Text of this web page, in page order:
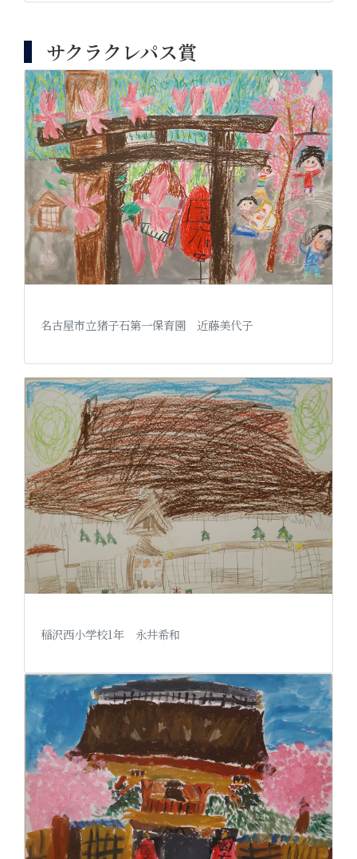
サクラクレパス賞
名古屋市立猪子石第一保育園 近藤美代子
稲沢西小学校1年 永井希和